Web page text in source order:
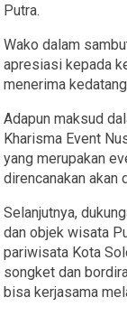
Putra.
Wako dalam
apresiasi kepada
menerima
Adapun maksud
Kharisma Event
yang merupakan
direncanakan akan
Selanjutnya,
dan objek wisata
pariwisata Kota
songket dan
bisa kerjasama